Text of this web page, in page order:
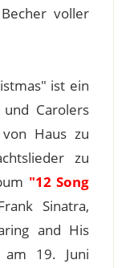
voller
ist ein
Carolers
Haus zu
zu
"12 Song
Sinatra,
and His
am 19. Juni